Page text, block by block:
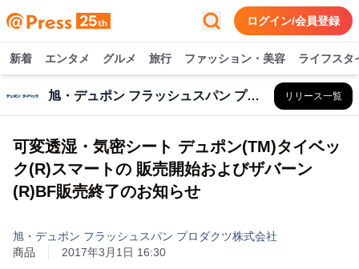
ログイン/会員登録
新着 エンタメ グルメ 旅行 ファッション・美容 ライフスタ
旭・デュポン フラッシュスパン プロダクツ株式会社 リリース一覧
可変透湿・気密シート デュポン(TM)タイベッ
ク(R)スマートの 販売開始およびザバーン
(R)BF販売終了のお知らせ
旭・デュポン フラッシュスパン プロダクツ株式会社
商品
2017年3月1日 16:30